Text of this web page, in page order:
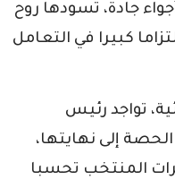
جادة، تسودها روح
كبيرا في التعامل
تواجد رئيس
إلى نهايتها،
المنتخب تحسبا